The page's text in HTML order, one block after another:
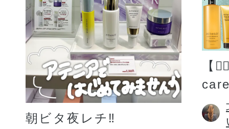
朝ビタ夜レチ‼️
【